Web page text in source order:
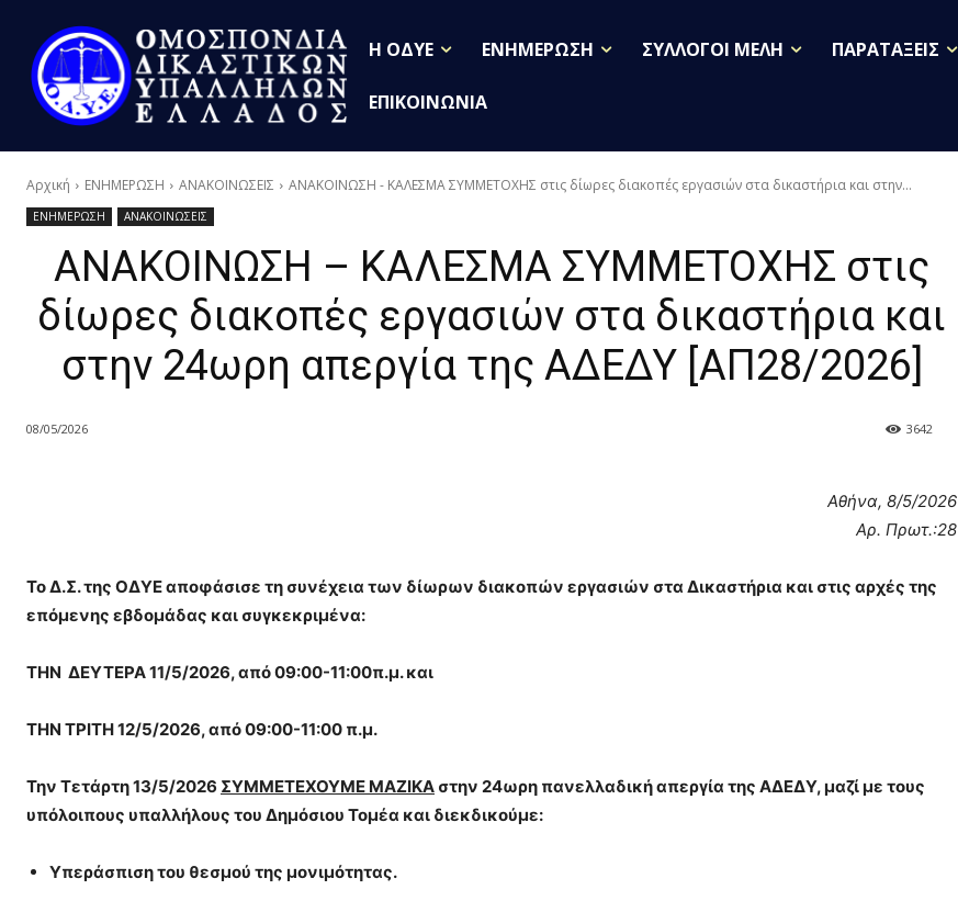
Η ΟΔΥΕ ΕΝΗΜΕΡΩΣΗ ΣΥΛΛΟΓΟΙ ΜΕΛΗ ΠΑΡΑΤΑΞΕΙΣ
ΕΠΙΚΟΙΝΩΝΙΑ
Αρχική ΕΝΗΜΕΡΩΣΗ ΑΝΑΚΟΙΝΩΣΕΙΣ ΑΝΑΚΟΙΝΩΣΗ - ΚΑΛΕΣΜΑ ΣΥΜΜΕΤΟΧΗΣ στις δίωρες διακοπές εργασιών στα δικαστήρια και στην...
ΕΝΗΜΕΡΩΣΗ ΑΝΑΚΟΙΝΩΣΕΙΣ
ΑΝΑΚΟΙΝΩΣΗ – ΚΑΛΕΣΜΑ ΣΥΜΜΕΤΟΧΗΣ στις
δίωρες διακοπές εργασιών στα δικαστήρια και
στην 24ωρη απεργία της ΑΔΕΔΥ [ΑΠ28/2026]
3642
08/05/2026
Αθήνα, 8/5/2026
Αρ. Πρωτ.:28
Το Δ.Σ. της ΟΔΥΕ αποφάσισε τη συνέχεια των δίωρων διακοπών εργασιών στα Δικαστήρια και στις αρχές της
επόμενης εβδομάδας και συγκεκριμένα:
ΤΗΝ ΔΕΥΤΕΡΑ 11/5/2026, από 09:00-11:00π.μ. και
ΤΗΝ ΤΡΙΤΗ 12/5/2026, από 09:00-11:00 π.μ.
Την Τετάρτη 13/5/2026 ΣΥΜΜΕΤΕΧΟΥΜΕ ΜΑΖΙΚΑ στην 24ωρη πανελλαδική απεργία της ΑΔΕΔΥ, μαζί με τους
υπόλοιπους υπαλλήλους του Δημόσιου Τομέα και διεκδικούμε:
Υπεράσπιση του θεσμού της μονιμότητας.